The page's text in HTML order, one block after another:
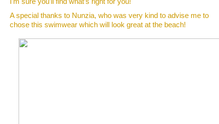
A special thanks to Nunzia, who was very kind to advise me to
chose this swimwear which will look great at the beach!